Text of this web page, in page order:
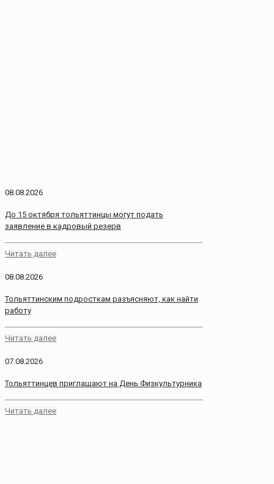
08.08.2026
До 15 октября тольяттинцы могут подать
заявление в кадровый резерв
Читать далее
08.08.2026
Тольяттинским подросткам разъясняют, как найти
работу
Читать далее
07.08.2026
Тольяттинцев приглашают на День Физкультурника
Читать далее